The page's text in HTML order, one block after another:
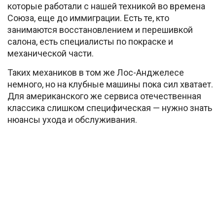
которые работали с нашей техникой во времена
Союза, еще до иммиграции. Есть те, кто
занимаются восстановлением и перешивкой
салона, есть специалисты по покраске и
механической части.
Таких механиков в том же Лос-Анджелесе
немного, но на клубные машины пока сил хватает.
Для американского же сервиса отечественная
классика слишком специфическая — нужно знать
нюансы ухода и обслуживания.